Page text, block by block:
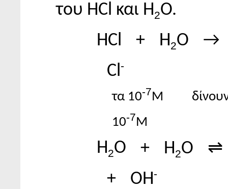
του HCl και Η2Ο.
HCl
+ H2O
→
Cl-
τα 10-7M
10-7M
H2O + H2O
⇌
+
OH-